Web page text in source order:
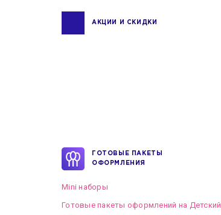
АКЦИИ И СКИДКИ
ГОТОВЫЕ ПАКЕТЫ
ОФОРМЛЕНИЯ
Mini наборы
Готовые пакеты оформлений на Детский